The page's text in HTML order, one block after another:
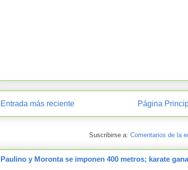
Entrada más reciente Página
Suscribirse a: Comentarios de la
Paulino y Moronta se imponen 400 metros; karate